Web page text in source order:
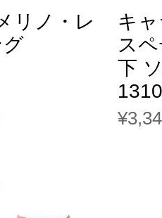
リノ・レ
グ
キ
ス
下